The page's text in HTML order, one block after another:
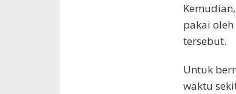
pakai
tersebut.
Untuk
waktu